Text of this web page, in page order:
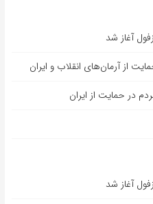
آغاز شد
از آرمان‌های انقلاب و ایران
در حمایت از ایران
آغاز شد